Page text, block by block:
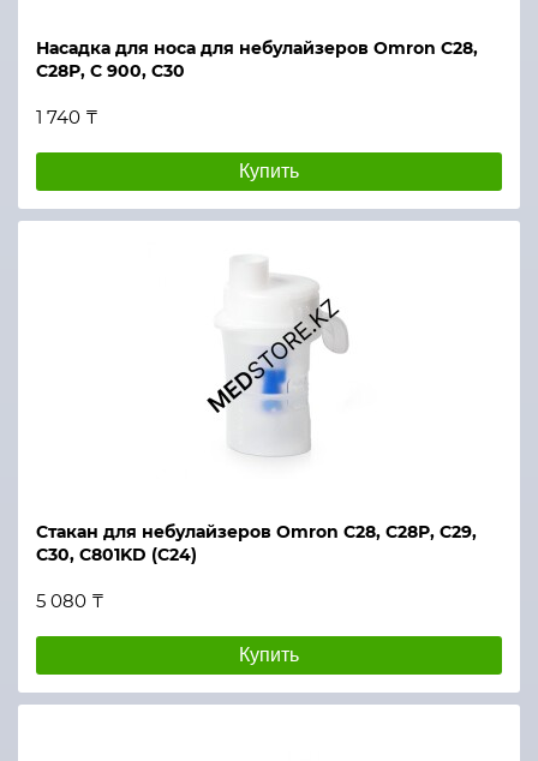
Насадка для носа для небулайзеров Omron С28,
С28Р, С 900, С30
1 740 ₸
Купить
Стакан для небулайзеров Omron С28, С28Р, С29,
С30, С801KD (С24)
5 080 ₸
Купить